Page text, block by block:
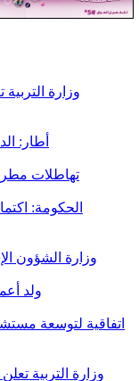
وزارة
أطار:
تهاطلات
الحكومة:
وزارة الشؤون
ولد
وزارة التربية